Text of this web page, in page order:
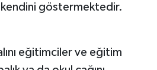
göstermektedir.
eğitimciler ve eğitim